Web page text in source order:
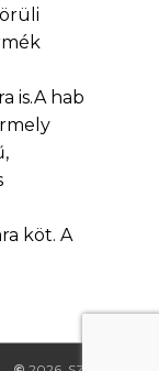
is.A hab
köt. A